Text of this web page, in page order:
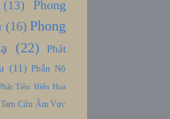
Phong
(16) Phong
(22)
Phát
(11) Phẫn Nộ
Tiền Hiến Hoa
Tam Cửu Âm Vực